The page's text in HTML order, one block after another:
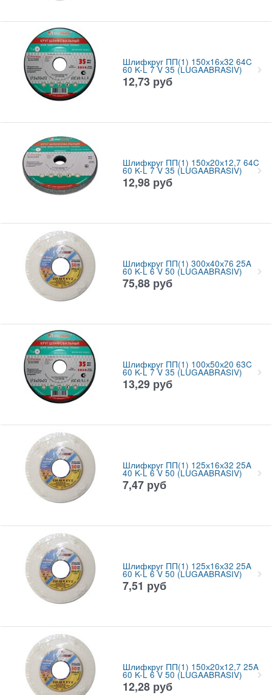
Шлифкруг ПП(1) 150х16х32 64C
60 K-L 7 V 35 (LUGAABRASIV)
12,73 руб
Шлифкруг ПП(1) 150х20х12,7 64C
60 K-L 7 V 35 (LUGAABRASIV)
12,98 руб
Шлифкруг ПП(1) 300х40х76 25A
60 K-L 6 V 50 (LUGAABRASIV)
75,88 руб
Шлифкруг ПП(1) 100х50х20 63C
60 K-L 7 V 35 (LUGAABRASIV)
13,29 руб
Шлифкруг ПП(1) 125х16х32 25A
40 K-L 6 V 50 (LUGAABRASIV)
7,47 руб
Шлифкруг ПП(1) 125х16х32 25A
60 K-L 6 V 50 (LUGAABRASIV)
7,51 руб
Шлифкруг ПП(1) 150х20х12,7 25A
60 K-L 6 V 50 (LUGAABRASIV)
12,28 руб